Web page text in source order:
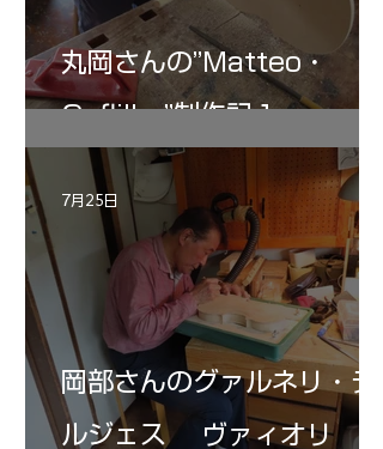
丸岡さんの”Matteo・
Gofliller”制作記１
岡部さんのグァルネリ・デ
ルジェス ヴァィオリ
7月25日